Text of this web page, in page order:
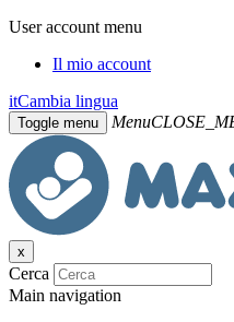
User account menu
Il mio account
itCambia lingua
Toggle menu Menu
x
Cerca
Main navigation